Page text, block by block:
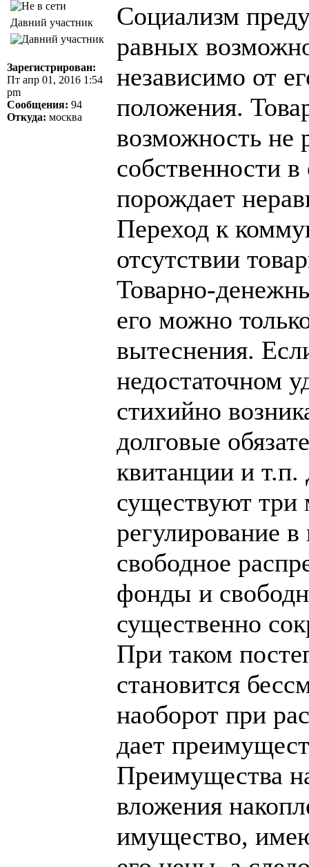
Давний участник
Зарегистрирован:
Пт апр 01, 2016 1:54
pm
Сообщения: 94
Откуда: москва
Социализм
равных
независимо от
положения.
возможность не
собственности
порождает
Переход к
отсутствии
Товарно-
его можно
вытеснения.
недостаточном
стихийно
долговые
квитанции и
существуют три
регулирование
свободное
фонды и
существенно
При таком
становится
наоборот при
дает
Преимущества
вложения
имущество,